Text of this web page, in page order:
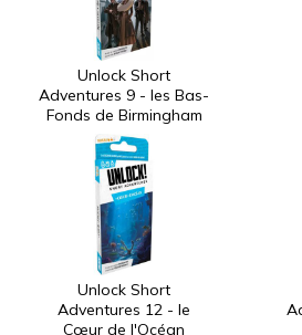
Unlock Short
Adventures 9 - les Bas-
Fonds de Birmingham
Unlock Short
Adventures 12 - le
Cœur de l'Océan